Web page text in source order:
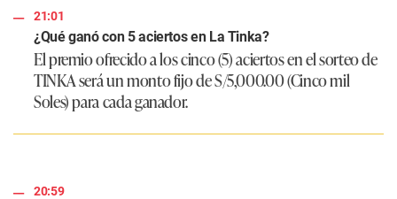
21:01
¿Qué ganó con 5 aciertos en La Tinka?
El premio ofrecido a los cinco (5) aciertos en el sorteo de
TINKA será un monto fijo de S/5,000.00 (Cinco mil
Soles) para cada ganador.
20:59